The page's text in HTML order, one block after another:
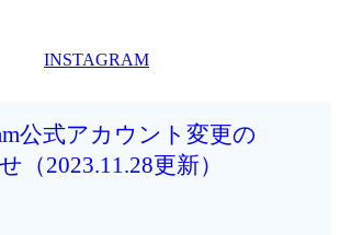
INSTAGRAM
公式アカウント変更の
（2023.11.28更新）